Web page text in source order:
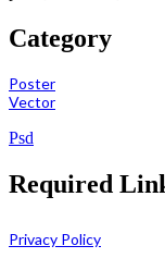
Category
Poster
Vector
Psd
Required
Privacy Policy